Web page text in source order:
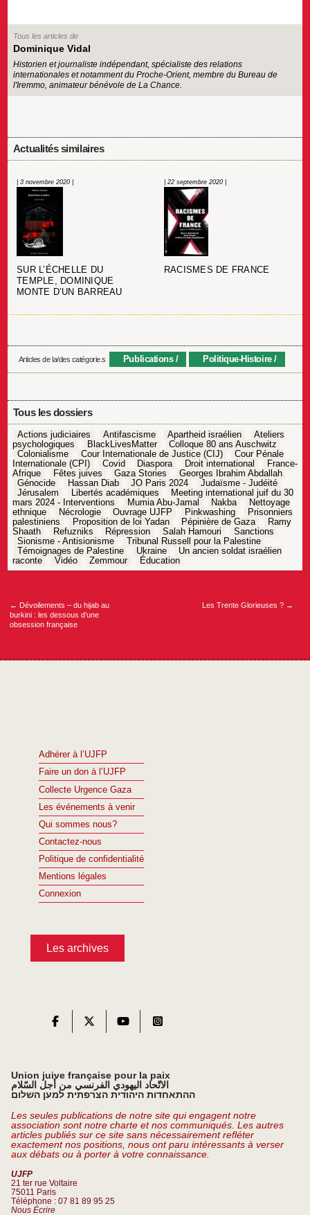
Tous les articles de
Dominique Vidal
Historien et journaliste indépendant, spécialiste des relations
internationales et notamment du Proche-Orient, membre du Bureau de
l'Iremmo, animateur bénévole de La Chance.
Actualités similaires
| 3 novembre 2020 |
SUR L’ÉCHELLE DU
TEMPLE, DOMINIQUE
MONTE D’UN BARREAU
| 22 septembre 2020 |
RACISMES DE FRANCE
Articles de la/des catégorie.s Publications Politique-Histoire
Tous les dossiers
Actions judiciaires Antifascisme Apartheid israélien
Ateliers
psychologiques
BlackLivesMatter
Colloque 80 ans Auschwitz
Colonialisme
Cour Internationale de Justice (CIJ)
Cour Pénale
Internationale (CPI)
Covid Diaspora Droit international
France-
Afrique
Fêtes juives Gaza Stories
Georges Ibrahim Abdallah
Génocide
Hassan Diab JO Paris 2024
Judaïsme - Judéité
Jérusalem
Libertés académiques
Meeting international juif du 30
mars 2024 - Interventions
Mumia Abu-Jamal Nakba
Nettoyage
ethnique
Nécrologie Ouvrage UJFP Pinkwashing
Prisonniers
palestiniens
Proposition de loi Yadan Pépinière de Gaza
Ramy
Shaath
Refuzniks Répression Salah Hamouri
Sanctions
Sionisme - Antisionisme
Tribunal Russell pour la Palestine
Témoignages de Palestine
Ukraine
Un ancien soldat israélien
raconte
Vidéo Zemmour Éducation
Navigation
← Dévoilements – du hijab au
burkini : les dessous d’une
obsession française
Les Trente Glorieuses ? →
Adhérer à l’UJFP
Faire un don à l’UJFP
Collecte Urgence Gaza
Les événements à venir
Qui sommes nous?
Contactez-nous
Politique de confidentialité
Mentions légales
Connexion
Les archives
Union juive française pour la paix
الاتّحاد اليهودي الفرنسي من أجل السّلام
ההתאחדות היהודית הצרפתית למען השלום
Les seules publications de notre site qui engagent notre
association sont notre charte et nos communiqués. Les autres
articles publiés sur ce site sans nécessairement refléter
exactement nos positions, nous ont paru intéressants à verser
aux débats ou à porter à votre connaissance.
UJFP
21 ter rue Voltaire
75011 Paris
Téléphone : 07 81 89 95 25
Nous Écrire